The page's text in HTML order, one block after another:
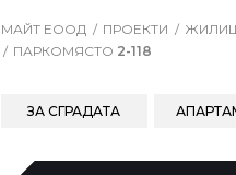
МАЙТ ЕООД ПРОЕКТИ
ПАРКОМЯСТО 2-118
ЗА СГРАДАТА